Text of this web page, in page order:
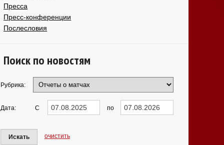
Пресса
Пресс-конференции
Послесловия
Поиск по новостям
Рубрика:
Дата: С по
Искать очистить